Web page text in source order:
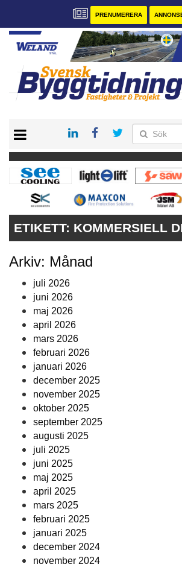
PRENUMERERA
PRENUMERERA
VÅRA ANDRA MAGASIN
ANNONSERA
ETIKETT: KOMMERSIELL
Arkiv: Månad
juli 2026
juni 2026
maj 2026
april 2026
mars 2026
februari 2026
januari 2026
december 2025
november 2025
oktober 2025
september 2025
augusti 2025
juli 2025
juni 2025
maj 2025
april 2025
mars 2025
februari 2025
januari 2025
december 2024
november 2024